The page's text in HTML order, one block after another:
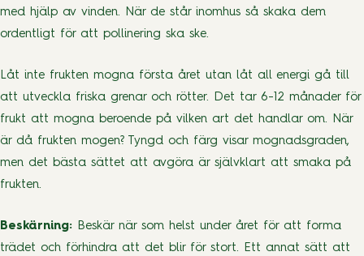
med hjälp av vinden. När de står inomhus så skaka dem
ordentligt för att pollinering ska ske.
Låt inte frukten mogna första året utan låt all energi gå till
att utveckla friska grenar och rötter. Det tar 6-12 månader för
frukt att mogna beroende på vilken art det handlar om. När
är då frukten mogen? Tyngd och färg visar mognadsgraden,
men det bästa sättet att avgöra är självklart att smaka på
frukten.
Beskärning: Beskär när som helst under året för att forma
trädet och förhindra att det blir för stort. Ett annat sätt att